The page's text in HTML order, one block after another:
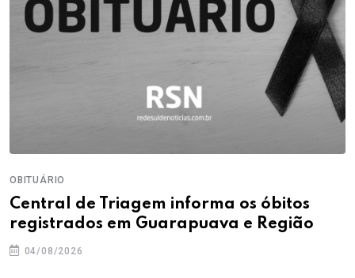
OBITUÁRIO
Central de Triagem informa os óbitos
registrados em Guarapuava e Região
04/08/2026